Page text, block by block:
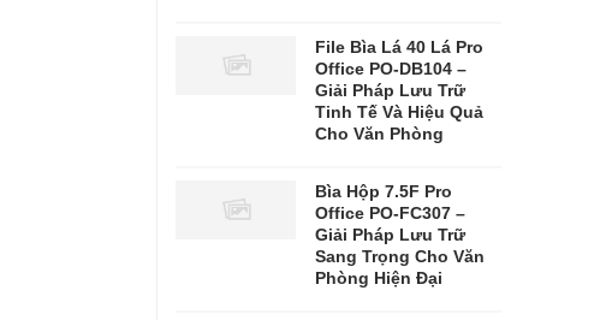
File Bìa Lá 40 Lá Pro
Office PO-DB104 –
Giải Pháp Lưu Trữ
Tinh Tế Và Hiệu Quả
Cho Văn Phòng
Bìa Hộp 7.5F Pro
Office PO-FC307 –
Giải Pháp Lưu Trữ
Sang Trọng Cho Văn
Phòng Hiện Đại